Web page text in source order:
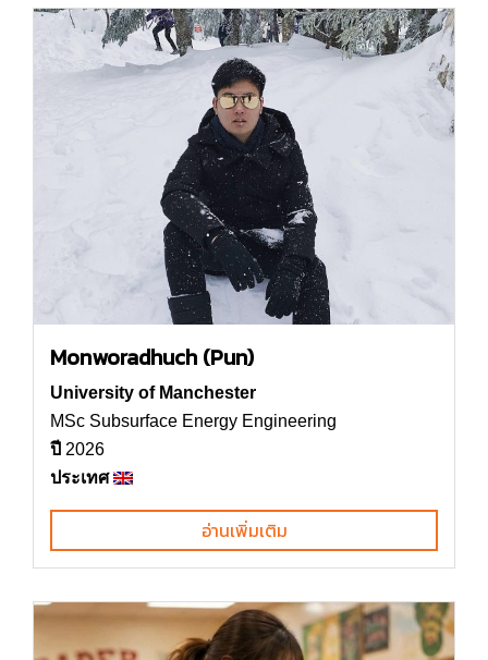
Monworadhuch (Pun)
University of Manchester
MSc Subsurface Energy Engineering
ปี 2026
ประเทศ
อ่านเพิ่มเติม